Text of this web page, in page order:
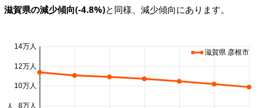
滋賀県の減少傾向(-4.8%)と同様、減少傾向にあります。
8万人
10万人
12万人
14万人
滋賀県 彦根市